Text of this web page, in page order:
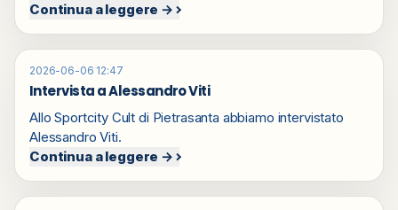
Continua a leggere →
2026-06-06 12:47
Intervista a Alessandro Viti
Allo Sportcity Cult di Pietrasanta abbiamo intervistato
Alessandro Viti.
Continua a leggere →